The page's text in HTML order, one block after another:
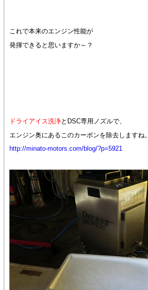
これで本来のエンジン性能が
発揮できると思いますか～？
ドライアイス洗浄とDSC専用ノズルで、
エンジン奥にあるこのカーボンを除去しますね。
http://minato-motors.com/blog/?p=5921